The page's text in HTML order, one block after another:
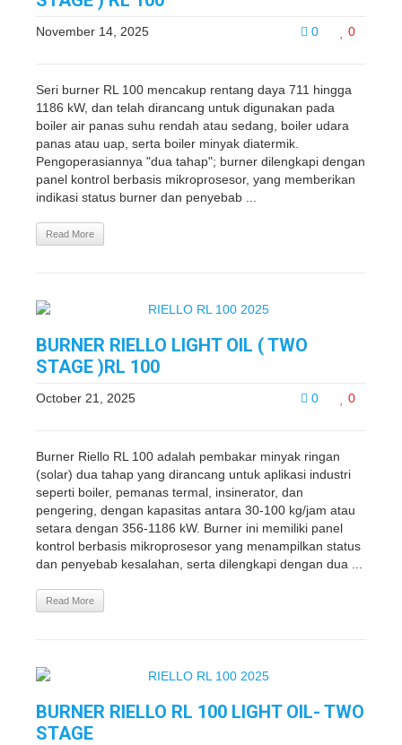
0 0
November 14, 2025
Seri burner RL 100 mencakup rentang daya 711 hingga
1186 kW, dan telah dirancang untuk digunakan pada
boiler air panas suhu rendah atau sedang, boiler udara
panas atau uap, serta boiler minyak diatermik.
Pengoperasiannya "dua tahap"; burner dilengkapi dengan
panel kontrol berbasis mikroprosesor, yang memberikan
indikasi status burner dan penyebab ...
Read More
BURNER RIELLO LIGHT OIL ( TWO
STAGE )RL 100
0 0
October 21, 2025
Burner Riello RL 100 adalah pembakar minyak ringan
(solar) dua tahap yang dirancang untuk aplikasi industri
seperti boiler, pemanas termal, insinerator, dan
pengering, dengan kapasitas antara 30-100 kg/jam atau
setara dengan 356-1186 kW. Burner ini memiliki panel
kontrol berbasis mikroprosesor yang menampilkan status
dan penyebab kesalahan, serta dilengkapi dengan dua ...
Read More
BURNER RIELLO RL 100 LIGHT OIL- TWO
STAGE